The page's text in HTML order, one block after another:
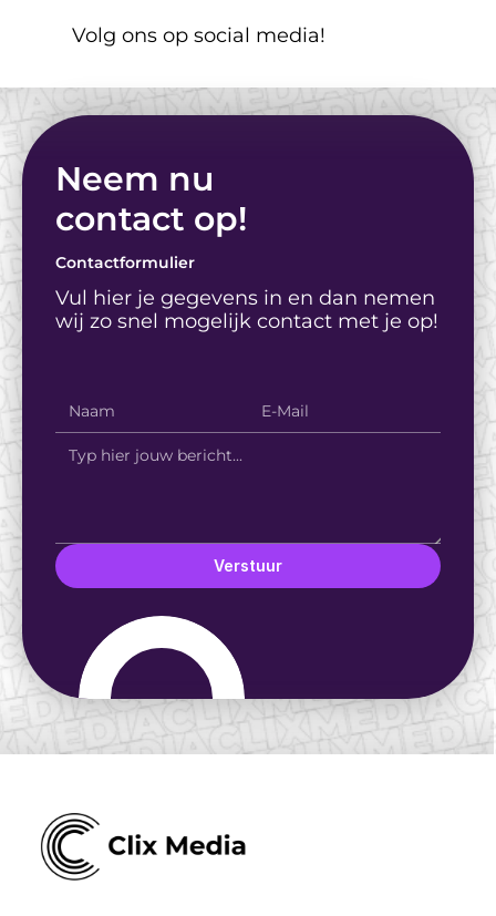
media? Laat je niet
misleiden door deze
misconcepties
Volg ons op social media!
Neem nu
contact op!
Contactformulier
Vul hier je gegevens in en dan nemen
wij zo snel mogelijk contact met je op!
Verstuur